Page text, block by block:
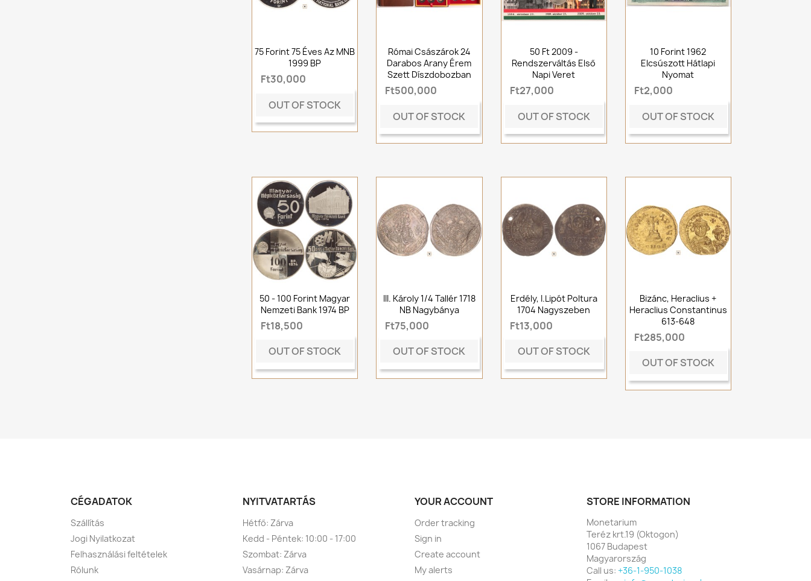
75 Forint 75 Éves Az MNB
1999 BP
Ft30,000
OUT OF STOCK
Római Császárok 24
Darabos Arany Érem
Szett Díszdobozban
Ft500,000
OUT OF STOCK
50 Ft 2009 -
Rendszerváltás Első
Napi Veret
Ft27,000
OUT OF STOCK
10 Forint 1962
Elcsúszott Hátlapi
Nyomat
Ft2,000
OUT OF STOCK
50 - 100 Forint Magyar
Nemzeti Bank 1974 BP
Ft18,500
OUT OF STOCK
III. Károly 1/4 Tallér 1718
NB Nagybánya
Ft75,000
OUT OF STOCK
Erdély, I.Lipót Poltura
1704 Nagyszeben
Ft13,000
OUT OF STOCK
Bizánc, Heraclius +
Heraclius Constantinus
613-648
Ft285,000
OUT OF STOCK
CÉGADATOK
Szállítás
Jogi Nyilatkozat
Felhasználási feltételek
Rólunk
NYITVATARTÁS
Hétfő: Zárva
Kedd - Péntek: 10:00 - 17:00
Szombat: Zárva
Vasárnap: Zárva
YOUR ACCOUNT
Order tracking
Sign in
Create account
My alerts
STORE INFORMATION
Monetarium
Teréz krt.19 (Oktogon)
1067 Budapest
Magyarország
Call us: +36-1-950-1038